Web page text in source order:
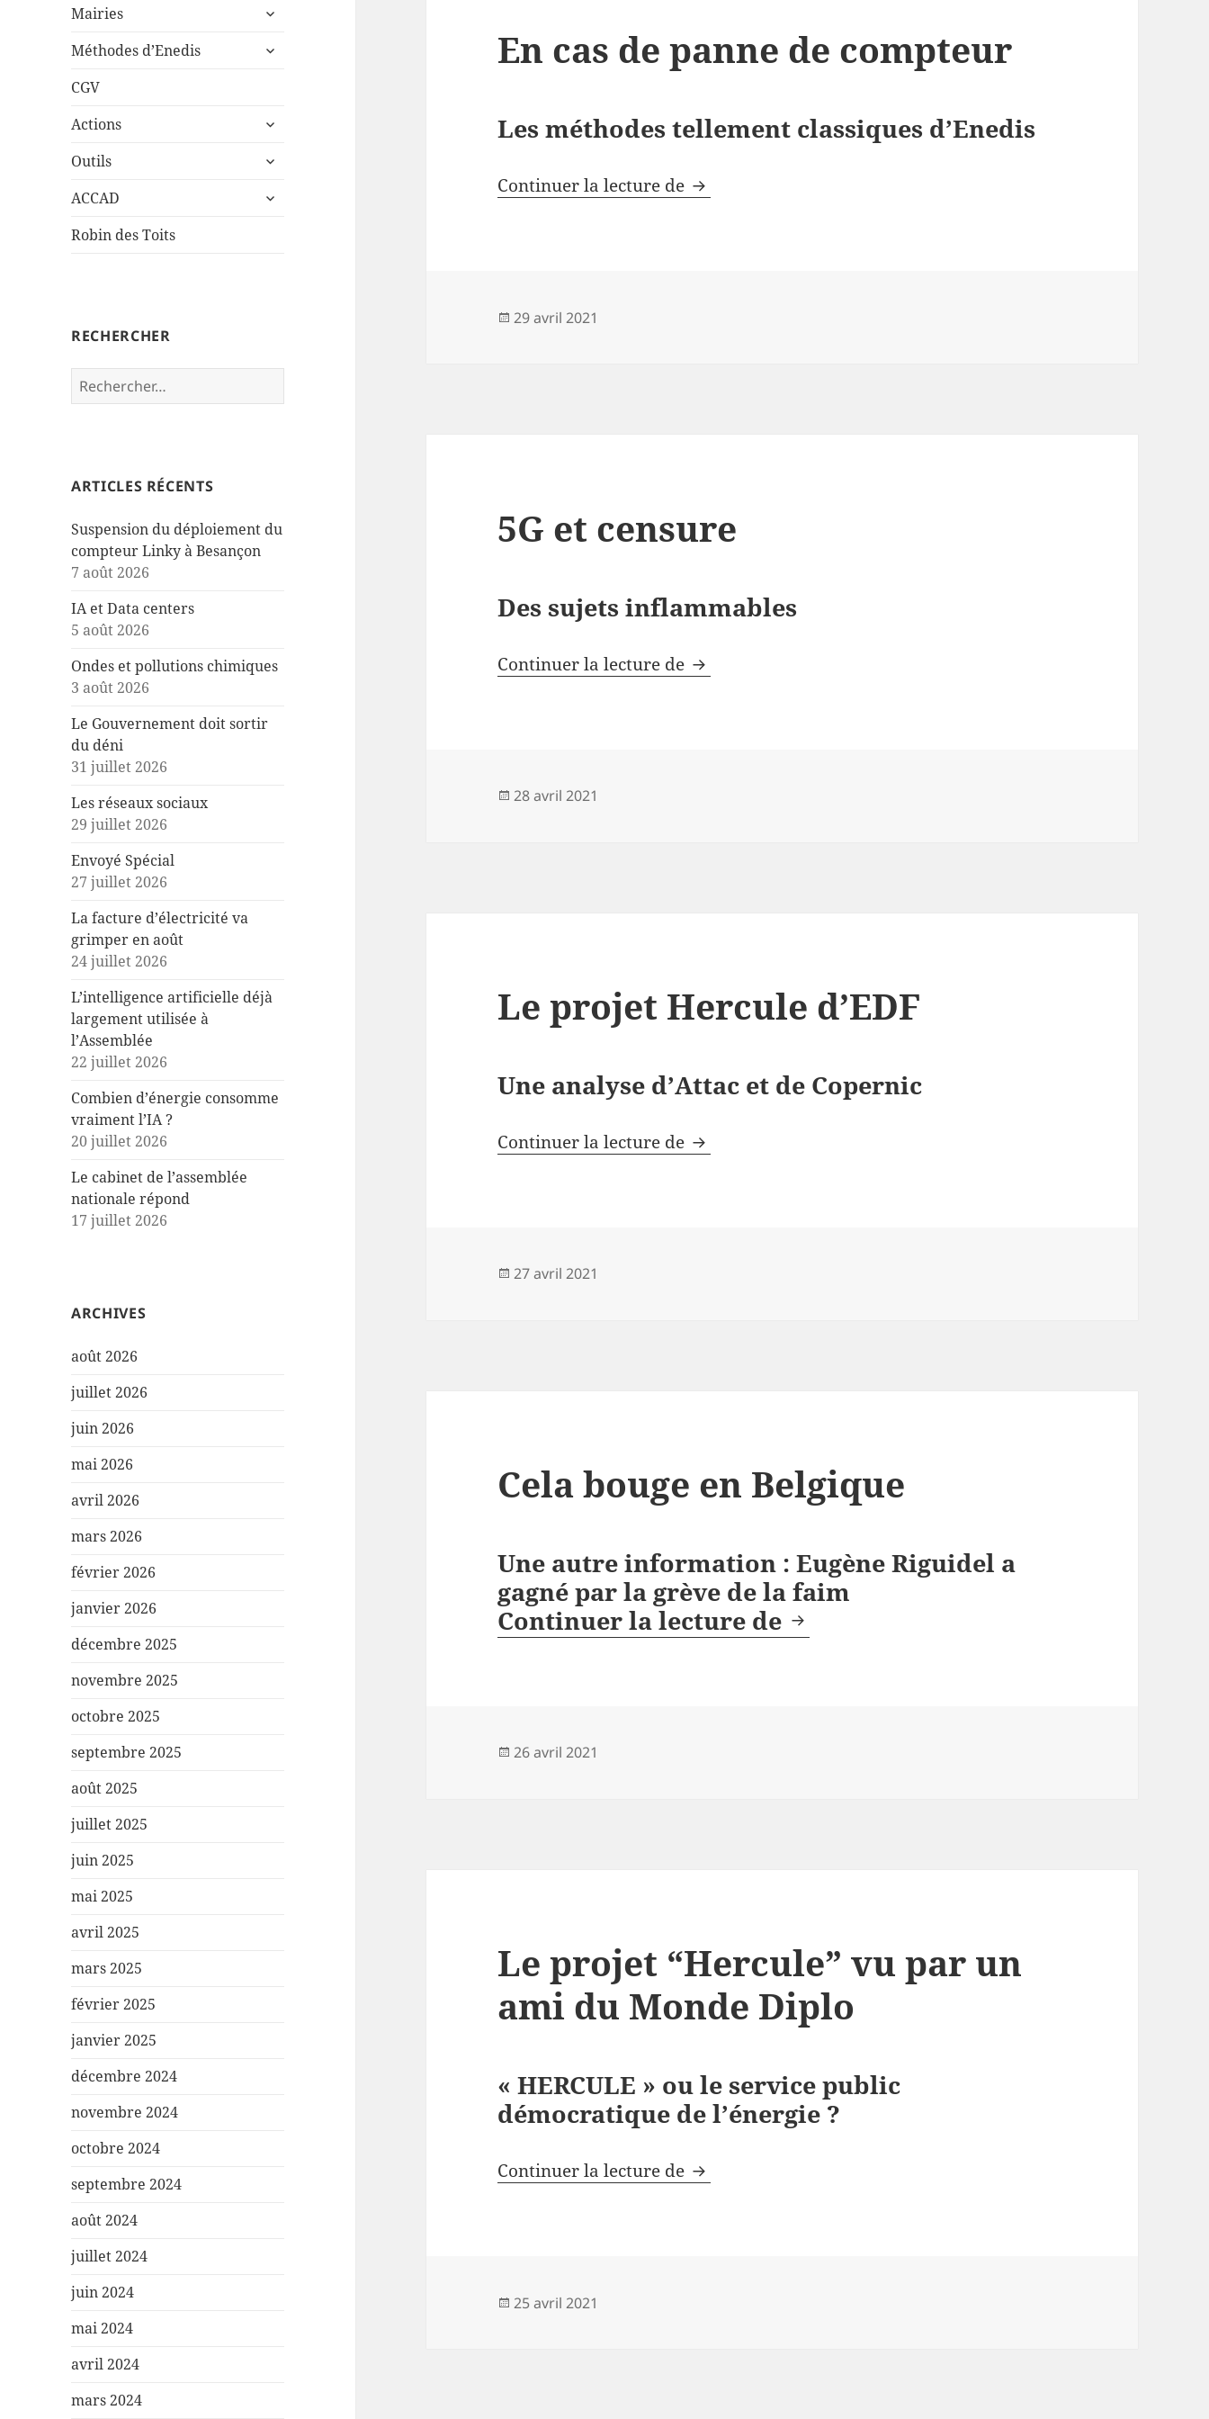
sous-
Mairies
ouvrir
sous-
Méthodes d’Enedis
ouvrir
CGV
Actions
ouvrir
sous-
Outils
ouvrir
sous-
ACCAD
ouvrir
Robin des Toits
RECHERCHER
Rechercher :
ARTICLES RÉCENTS
Suspension du déploiement du
compteur Linky à Besançon
7 août 2026
IA et Data centers
5 août 2026
Ondes et pollutions chimiques
3 août 2026
Le Gouvernement doit sortir
du déni
31 juillet 2026
Les réseaux sociaux
29 juillet 2026
Envoyé Spécial
27 juillet 2026
La facture d’électricité va
grimper en août
24 juillet 2026
L’intelligence artificielle déjà
largement utilisée à
l’Assemblée
22 juillet 2026
Combien d’énergie consomme
vraiment l’IA ?
20 juillet 2026
Le cabinet de l’assemblée
nationale répond
17 juillet 2026
ARCHIVES
août 2026
juillet 2026
juin 2026
mai 2026
avril 2026
mars 2026
février 2026
janvier 2026
décembre 2025
novembre 2025
octobre 2025
septembre 2025
août 2025
juillet 2025
juin 2025
mai 2025
avril 2025
mars 2025
février 2025
janvier 2025
décembre 2024
novembre 2024
octobre 2024
septembre 2024
août 2024
juillet 2024
juin 2024
mai 2024
avril 2024
mars 2024
En cas de panne de compteur
Les méthodes tellement classiques d’Enedis
Continuer la lecture de En cas de panne de compteur
Publié
29 avril 2021
5G et censure
Des sujets inflammables
Continuer la lecture de 5G et censure
Publié
28 avril 2021
Le projet Hercule d’EDF
Une analyse d’Attac et de Copernic
Continuer la lecture de Le projet Hercule d’EDF
Publié
27 avril 2021
Cela bouge en Belgique
Une autre information : Eugène Riguidel a
gagné par la grève de la faim
Continuer la lecture de Cela bouge en Belgique
Publié
26 avril 2021
Le projet “Hercule” vu par un
ami du Monde Diplo
« HERCULE » ou le service public
démocratique de l’énergie ?
Continuer la lecture de Le projet “Hercule” vu par un ami du Monde Diplo
Publié
25 avril 2021